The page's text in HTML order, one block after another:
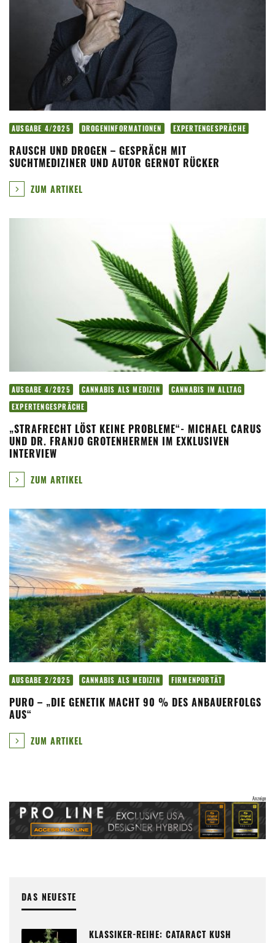
AUSGABE 4/2025 DROGENINFORMATIONEN EXPERTENGESPRÄCHE
RAUSCH UND DROGEN – GESPRÄCH MIT
SUCHTMEDIZINER UND AUTOR GERNOT RÜCKER
ZUM ARTIKEL
AUSGABE 4/2025 CANNABIS ALS MEDIZIN
CANNABIS IM ALLTAG
EXPERTENGESPRÄCHE
„STRAFRECHT LÖST KEINE PROBLEME“- MICHAEL CARUS
UND DR. FRANJO GROTENHERMEN IM EXKLUSIVEN
INTERVIEW
ZUM ARTIKEL
AUSGABE 2/2025 CANNABIS ALS MEDIZIN FIRMENPORTÄT
PURO – „DIE GENETIK MACHT 90 % DES ANBAUERFOLGS
AUS“
ZUM ARTIKEL
DAS NEUESTE
KLASSIKER-REIHE: CATARACT KUSH